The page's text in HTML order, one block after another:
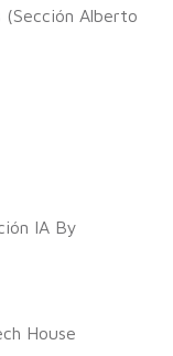
(Sección Alberto
IA By
House